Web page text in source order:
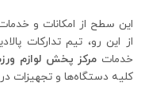
این سطح از امکانات و
از این رو، تیم تدارکات
خدمات مرکز پخش لوازم
کلیه دستگاه‌ها و تجهیزات در